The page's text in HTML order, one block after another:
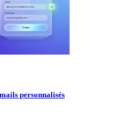
personnalisés